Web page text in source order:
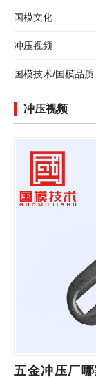
国模文化
冲压视频
国模技术/国模品质
冲压视频
五金冲压厂